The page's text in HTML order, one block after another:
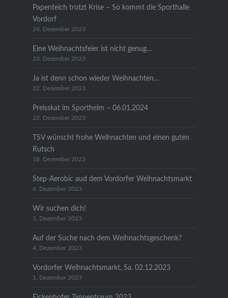
Papenteich trotzt Krise – So kommt die Sporthalle
Vordorf
24. Dezember 2023
Eine Weihnachtsfeier ist nicht genug…
23. Dezember 2023
Ja ist denn schon wieder Weihnachten…
22. Dezember 2023
Preisskat im Sportheim – 06.01.2024
22. Dezember 2023
TSV wünscht frohe Weihnachten und einen guten
Rutsch
18. Dezember 2023
Step-Aerobic aud dem Vordorfer Weihnachtsmarkt
6. Dezember 2023
Wir suchen dich!
5. Dezember 2023
Auf der Suche nach dem Weihnachtsgeschenk?
4. Dezember 2023
Vordorfer Weihnachtsmarkt, Sa. 02.12.2023
1. Dezember 2023